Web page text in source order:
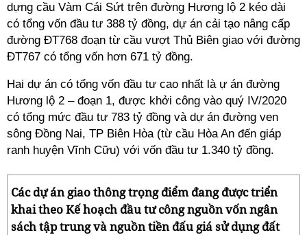
dựng cầu Vàm Cái Sứt trên đường Hương lộ 2 kéo dài
có tổng vốn đầu tư 388 tỷ đồng, dự án cải tạo nâng cấp
đường ĐT768 đoạn từ cầu vượt Thủ Biên giao với đường
ĐT767 có tổng vốn hơn 671 tỷ đồng.
Hai dự án có tổng vốn đầu tư cao nhất là ự án đường
Hương lộ 2 – đoạn 1, được khởi công vào quý IV/2020
có tổng mức đầu tư 783 tỷ đồng và dự án đường ven
sông Đồng Nai, TP Biên Hòa (từ cầu Hòa An đến giáp
ranh huyện Vĩnh Cữu) với vốn đầu tư 1.340 tỷ đồng.
Các dự án giao thông trọng điểm đang được triển
khai theo Kế hoạch đầu tư công nguồn vốn ngân
sách tập trung và nguồn tiền đấu giá sử dụng đất